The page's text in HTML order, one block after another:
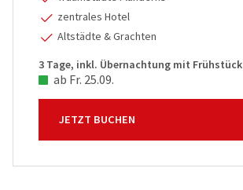
zentrales Hotel
Altstädte & Grachten
3 Tage, inkl. Übernachtung mit Frühstück
ab Fr. 25.09.
JETZT BUCHEN